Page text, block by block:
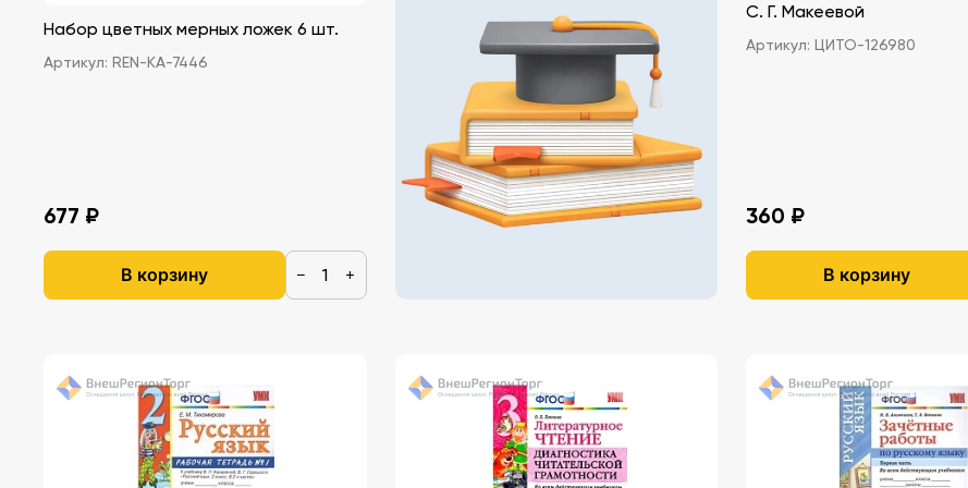
Набор цветных мерных ложек 6 шт.
Артикул: REN-KA-7446
677 ₽
В корзину − +
С. Г. Макеевой
Артикул: ЦИТО-126980
360 ₽
В корзину